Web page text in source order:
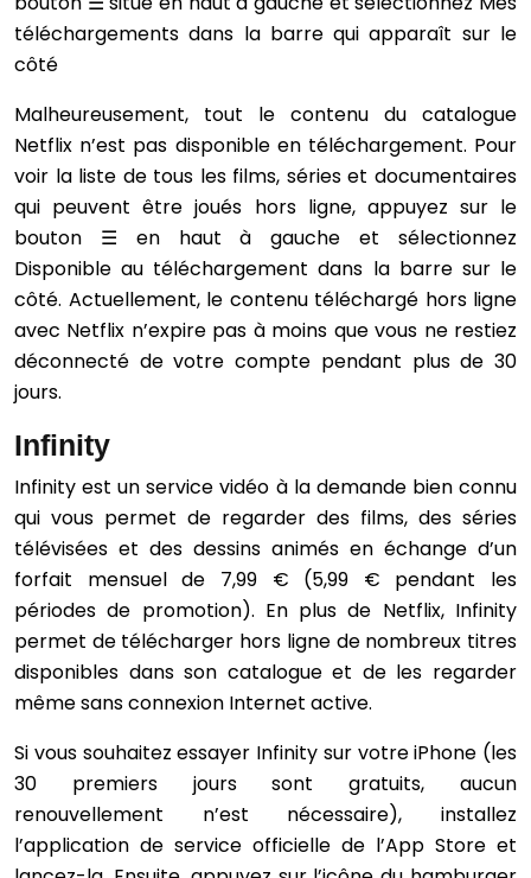
téléchargements dans la barre qui apparaît sur le
côté
Malheureusement, tout le contenu du catalogue
Netflix n’est pas disponible en téléchargement. Pour
voir la liste de tous les films, séries et documentaires
qui peuvent être joués hors ligne, appuyez sur le
bouton ☰ en haut à gauche et sélectionnez
Disponible au téléchargement dans la barre sur le
côté. Actuellement, le contenu téléchargé hors ligne
avec Netflix n’expire pas à moins que vous ne restiez
déconnecté de votre compte pendant plus de 30
jours.
Infinity
Infinity est un service vidéo à la demande bien connu
qui vous permet de regarder des films, des séries
télévisées et des dessins animés en échange d’un
forfait mensuel de 7,99 € (5,99 € pendant les
périodes de promotion). En plus de Netflix, Infinity
permet de télécharger hors ligne de nombreux titres
disponibles dans son catalogue et de les regarder
même sans connexion Internet active.
Si vous souhaitez essayer Infinity sur votre iPhone (les
30 premiers jours sont gratuits, aucun
renouvellement n’est nécessaire), installez
l’application de service officielle de l’App Store et